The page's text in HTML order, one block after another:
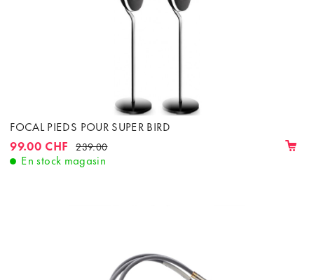
FOCAL PIEDS POUR SUPER BIRD
99.00 CHF 239.00
En stock magasin